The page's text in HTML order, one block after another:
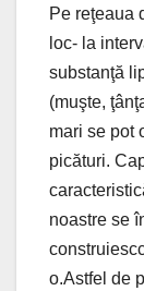
Pe reţeaua
loc- la
substanţă
(muşte,
mari se pot
picături.
noastre se
o.Astfel de